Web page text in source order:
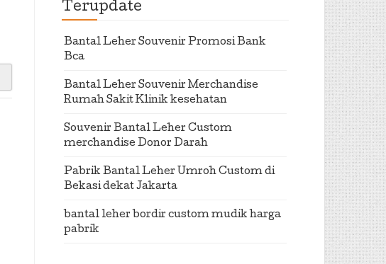
Terupdate
Bantal Leher Souvenir Promosi Bank
Bca
Bantal Leher Souvenir Merchandise
Rumah Sakit Klinik kesehatan
Souvenir Bantal Leher Custom
merchandise Donor Darah
Pabrik Bantal Leher Umroh Custom di
Bekasi dekat Jakarta
bantal leher bordir custom mudik harga
pabrik